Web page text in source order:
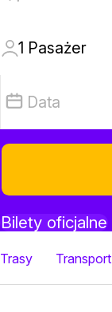
1 Pasażer
Data
Bilety oficjalne
Trasy Transport